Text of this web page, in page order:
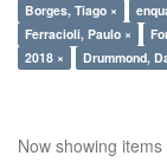
Borges, Tiago ×
Ferracioli, Paulo ×
2018 ×
Drummond,
Now showing items